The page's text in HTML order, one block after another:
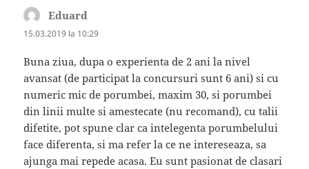
Eduard
15.03.2019 la 10:29
Buna ziua, dupa o experienta de 2 ani la nivel
avansat (de participat la concursuri sunt 6 ani) si cu
numeric mic de porumbei, maxim 30, si porumbei
din linii multe si amestecate (nu recomand), cu talii
difetite, pot spune clar ca intelegenta porumbelului
face diferenta, si ma refer la ce ne intereseaza, sa
ajunga mai repede acasa. Eu sunt pasionat de clasari